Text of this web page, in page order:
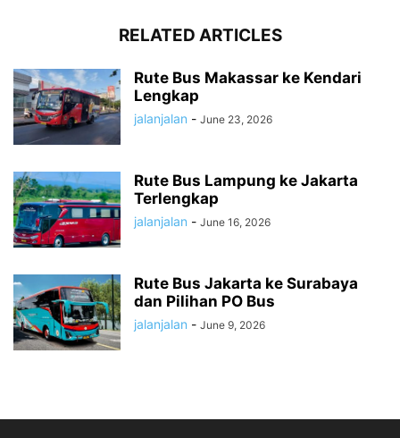
RELATED ARTICLES
Rute Bus Makassar ke Kendari
Lengkap
jalanjalan - June 23, 2026
Rute Bus Lampung ke Jakarta
Terlengkap
jalanjalan - June 16, 2026
Rute Bus Jakarta ke Surabaya
dan Pilihan PO Bus
jalanjalan - June 9, 2026